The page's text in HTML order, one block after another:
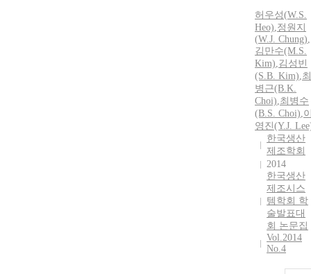
허우성(W.S.
Heo),정원지
(W.J. Chung),
김만수(M.S.
Kim),김성빈
(S.B. Kim),최
병근(B.K.
Choi),최병수
(B.S. Choi),
영진(Y.J.
한국생산
제조학회
2014
한국생산
제조시스
템학회 학
술발표대
회 논문집
Vol.2014
No.4